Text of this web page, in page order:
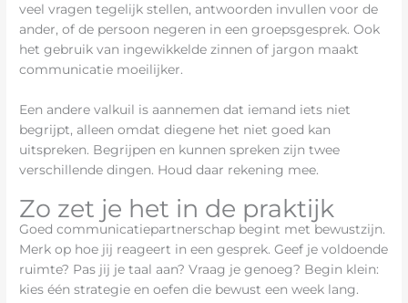
veel vragen tegelijk stellen, antwoorden invullen voor de
ander, of de persoon negeren in een groepsgesprek. Ook
het gebruik van ingewikkelde zinnen of jargon maakt
communicatie moeilijker.
Een andere valkuil is aannemen dat iemand iets niet
begrijpt, alleen omdat diegene het niet goed kan
uitspreken. Begrijpen en kunnen spreken zijn twee
verschillende dingen. Houd daar rekening mee.
Zo zet je het in de praktijk
Goed communicatiepartnerschap begint met bewustzijn.
Merk op hoe jij reageert in een gesprek. Geef je voldoende
ruimte? Pas jij je taal aan? Vraag je genoeg? Begin klein:
kies één strategie en oefen die bewust een week lang.